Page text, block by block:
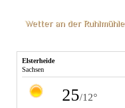
Wetter an der Ruhlmühle